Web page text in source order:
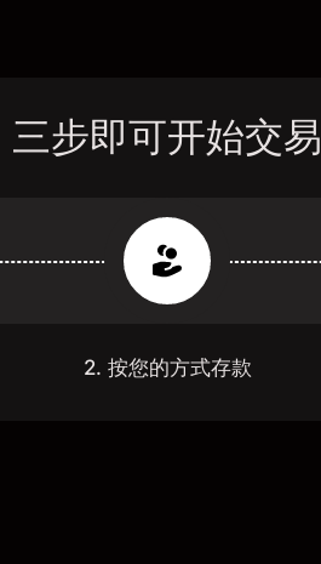
三步即可开始交易
2. 按您的方式存款